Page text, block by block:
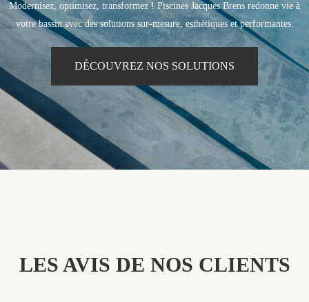
Modernisez, optimisez, transformez ! Piscines Jacques Brens redonne vie à
votre bassin avec des solutions sur-mesure, esthétiques et performantes.
DÉCOUVREZ NOS SOLUTIONS
LES AVIS DE NOS CLIENTS